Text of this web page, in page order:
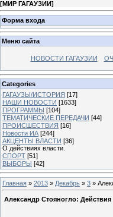
[МИР ГАГАУЗИИ]
Форма входа
Меню сайта
НОВОСТИ ГАГАУЗИИ
Categories
ГАГАУЗЫ/ИСТОРИЯ [17]
НАШИ НОВОСТИ [1633]
ПРОГРАММЫ [104]
ТЕМАТИЧЕСКИЕ ПЕРЕДАЧИ [44]
ПРОИСШЕСТВИЯ [16]
Новости ИА [244]
АКЦЕНТЫ ВЛАСТИ [36]
О действиях власти.
СПОРТ [51]
ВЫБОРЫ [42]
Главная » 2013 » Декабрь » 3 »
Александр Стояногло: